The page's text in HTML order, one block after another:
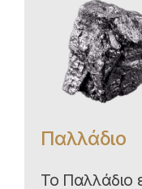
Παλλάδιο
Το Παλλάδιο